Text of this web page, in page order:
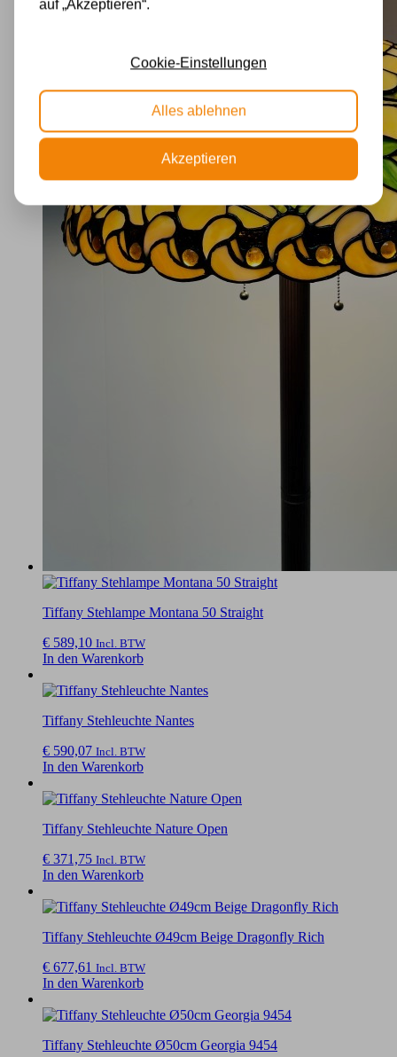
Tiffany Stehlampe Montana 50 Straight
€ 589,10 Incl. BTW
In den Warenkorb
Tiffany Stehleuchte Nantes
€ 590,07 Incl. BTW
In den Warenkorb
Tiffany Stehleuchte Nature Open
€ 371,75 Incl. BTW
In den Warenkorb
Tiffany Stehleuchte Ø49cm Beige Dragonfly Rich
€ 677,61 Incl. BTW
In den Warenkorb
Tiffany Stehleuchte Ø50cm Georgia 9454
auf „Akzeptieren“.
Cookie-Einstellungen
Alles ablehnen
Akzeptieren